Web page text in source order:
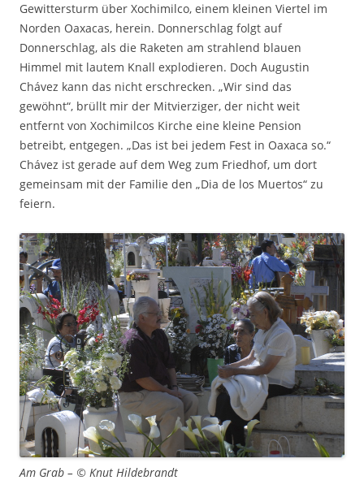
Gewittersturm über Xochimilco, einem kleinen Viertel im
Norden Oaxacas, herein. Donnerschlag folgt auf
Donnerschlag, als die Raketen am strahlend blauen
Himmel mit lautem Knall explodieren. Doch Augustin
Chávez kann das nicht erschrecken. „Wir sind das
gewöhnt“, brüllt mir der Mitvierziger, der nicht weit
entfernt von Xochimilcos Kirche eine kleine Pension
betreibt, entgegen. „Das ist bei jedem Fest in Oaxaca so.“
Chávez ist gerade auf dem Weg zum Friedhof, um dort
gemeinsam mit der Familie den „Dia de los Muertos“ zu
feiern.
Am Grab – © Knut Hildebrandt